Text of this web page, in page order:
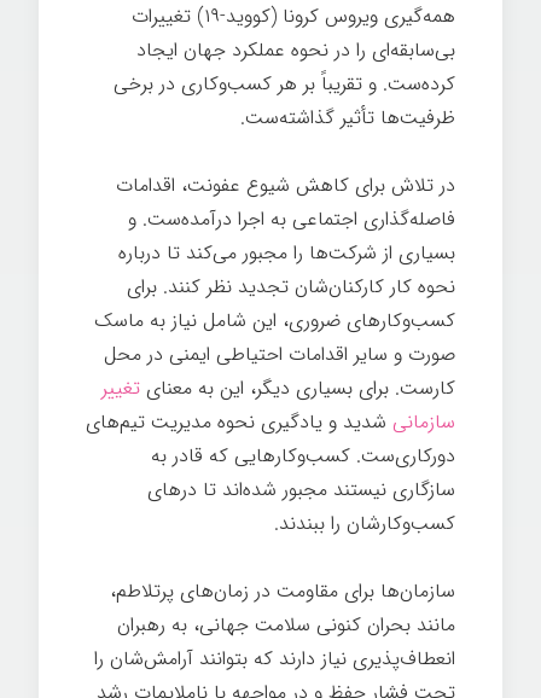
همه‌گیری ویروس کرونا (کووید-۱۹) تغییرات
بی‌سابقه‌ای را در نحوه عملکرد جهان ایجاد
کرده‌ست. و تقریباً بر هر کسب‌وکاری در برخی
ظرفیت‌ها تأثیر گذاشته‌ست.
در تلاش برای کاهش شیوع عفونت، اقدامات
فاصله‌گذاری اجتماعی به اجرا درآمده‌ست. و
بسیاری از شرکت‌ها را مجبور می‌کند تا درباره
نحوه کار کارکنان‌شان تجدید نظر کنند. برای
کسب‌وکارهای ضروری، این شامل نیاز به ماسک
صورت و سایر اقدامات احتیاطی ایمنی در محل
کارست. برای بسیاری دیگر، این به معنای تغییر
سازمانی شدید و یادگیری نحوه مدیریت تیم‌های
دورکاری‌ست. کسب‌وکارهایی که قادر به
سازگاری نیستند مجبور شده‌اند تا درهای
کسب‌وکارشان را ببندند.
سازمان‌ها برای مقاومت در زمان‌های پرتلاطم،
مانند بحران کنونی سلامت جهانی، به رهبران
انعطاف‌پذیری نیاز دارند که بتوانند آرامش‌شان را